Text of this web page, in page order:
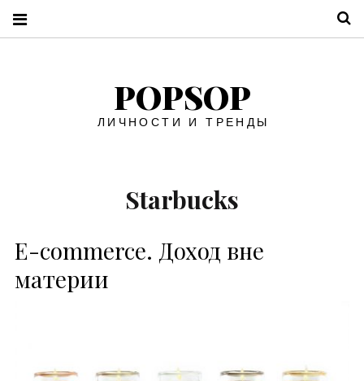
POPSOP
ЛИЧНОСТИ И ТРЕНДЫ
Starbucks
E-commerce. Доход вне
материи